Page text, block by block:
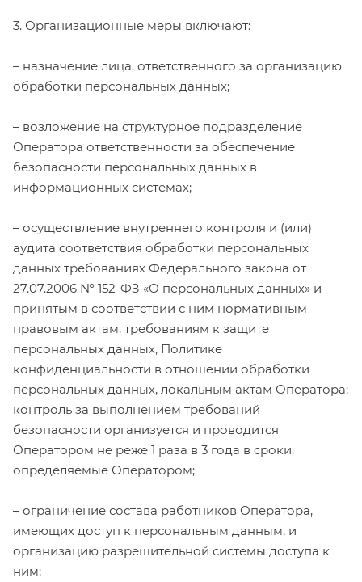
3. Организационные меры включают:
– назначение лица, ответственного за организацию
обработки персональных данных;
– возложение на структурное подразделение
Оператора ответственности за обеспечение
безопасности персональных данных в
информационных системах;
– осуществление внутреннего контроля и (или)
аудита соответствия обработки персональных
данных требованиях Федерального закона от
27.07.2006 № 152-ФЗ «О персональных данных» и
принятым в соответствии с ним нормативным
правовым актам, требованиям к защите
персональных данных, Политике
конфиденциальности в отношении обработки
персональных данных, локальным актам Оператора;
контроль за выполнением требований
безопасности организуется и проводится
Оператором не реже 1 раза в 3 года в сроки,
определяемые Оператором;
– ограничение состава работников Оператора,
имеющих доступ к персональным данным, и
организацию разрешительной системы доступа к
ним;